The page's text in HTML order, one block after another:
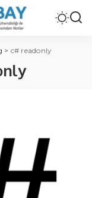
> c# readonly